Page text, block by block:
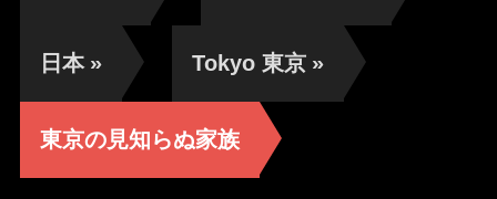
日本 » Tokyo 東京 »
東京の見知らぬ家族